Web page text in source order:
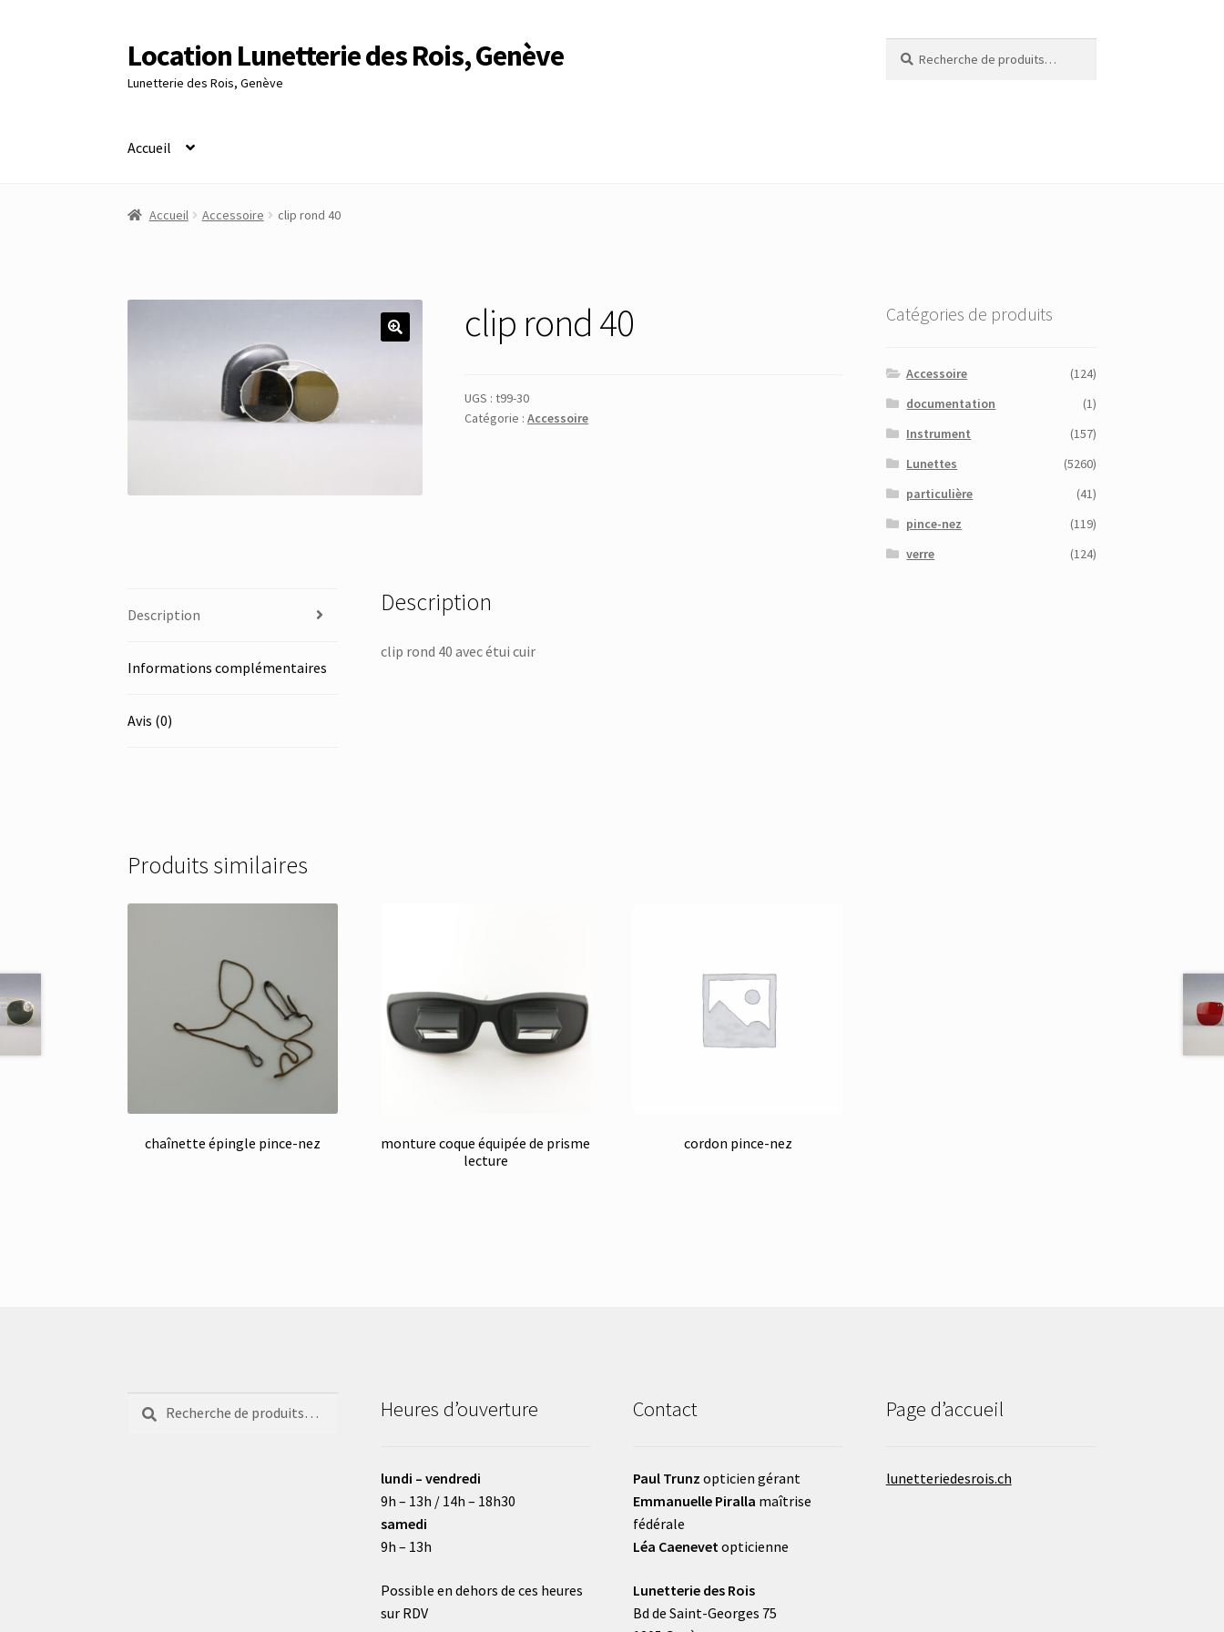
Aller
à
la
Aller
au
contenu
Location Lunetterie des Rois, Genève
Lunetterie des Rois, Genève
pour :
Accueil
Accueil Altimètre Artaria Genève Commande
Accueil Accessoire clip rond 40
clip rond 40
UGS :t99-30
Catégorie :Accessoire
Description
Informations complémentaires
Avis (0)
Description
clip rond 40 avec étui cuir
Produits similaires
chaînette épingle pince-nez
monture coque équipée de prisme
lecture
cordon pince-nez
Catégories de produits
Accessoire
(124)
documentation
(1)
Instrument
(157)
Lunettes
(5260)
particulière
(41)
pince-nez
(119)
verre
(124)
Recherche
pour :
Recherche Heures d’ouverture
lundi – vendredi
9h – 13h / 14h – 18h30
samedi
9h – 13h
Possible en dehors de ces heures
sur RDV
Contact
Paul Trunz opticien gérant
Emmanuelle Piralla maîtrise
fédérale
Léa Caenevetopticienne
Lunetterie des Rois
Bd de Saint-Georges 75
Page d’accueil
lunetteriedesrois.ch